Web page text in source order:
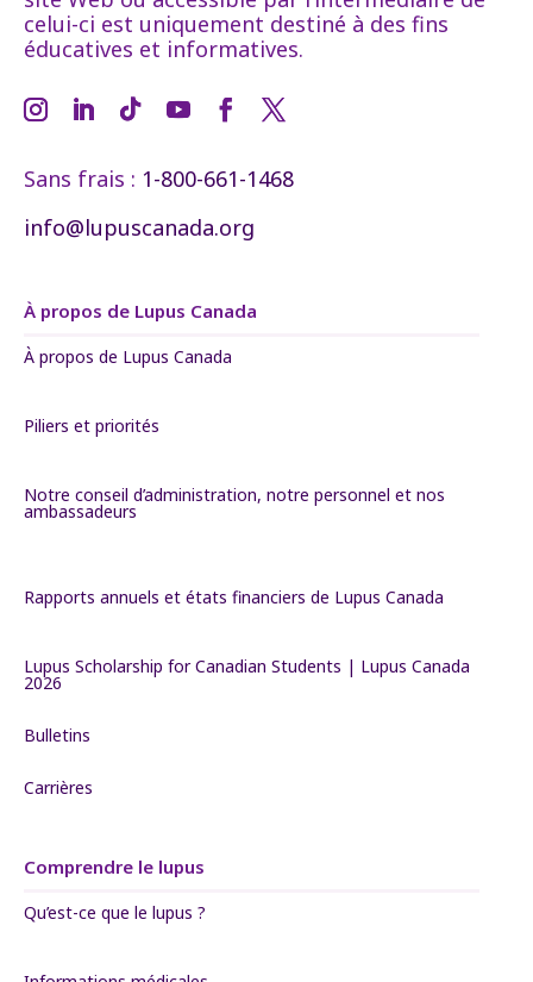
celui-ci est uniquement destiné à des fins
éducatives et informatives.
Sans frais : 1-800-661-1468
info@lupuscanada.org
À propos de Lupus Canada
À propos de Lupus Canada
Piliers et priorités
Notre conseil d’administration, notre personnel et nos
ambassadeurs
Rapports annuels et états financiers de Lupus Canada
Lupus Scholarship for Canadian Students | Lupus Canada
2026
Bulletins
Carrières
Comprendre le lupus
Qu’est-ce que le lupus ?